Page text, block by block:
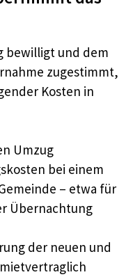
bewilligt und dem
zugestimmt,
Kosten in
Umzug
bei einem
– etwa für
Übernachtung
der neuen und